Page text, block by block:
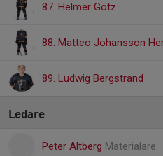
87. Helmer Götz
88. Matteo Johansson
89. Ludwig Bergstrand
Ledare
Peter Altberg Materialare